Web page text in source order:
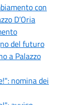
con
D’Oria
del futuro
a Palazzo
nomina dei